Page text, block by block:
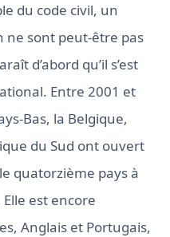
du code civil, un
sont peut-être pas
d’abord qu’il s’est
Entre 2001 et
Bas, la Belgique,
du Sud ont ouvert
quatorzième pays à
est encore
Anglais et Portugais,